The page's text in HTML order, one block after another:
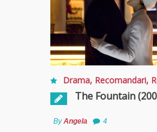
Drama, Recomandari,
The Fountain
ByAngela 4